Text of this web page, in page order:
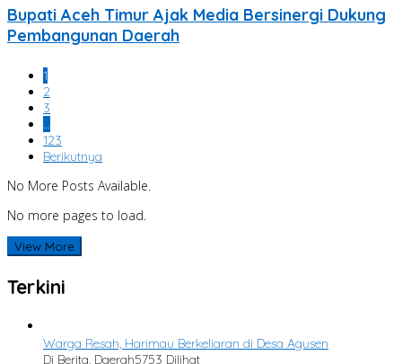
Bupati Aceh Timur Ajak Media Bersinergi Dukung
Pembangunan Daerah
1
2
3
123
Berikutnya
No More Posts Available.
No more pages to load.
View More
Terkini
Warga Resah, Harimau Berkeliaran di Desa Agusen
Di Berita, Daerah5753 Dilihat